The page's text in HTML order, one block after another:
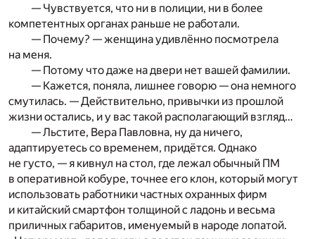
— Чувствуется, что ни в полиции, ни в более
компетентных органах раньше не работали.
— Почему? — женщина удивлённо посмотрела
на меня.
— Потому что даже на двери нет вашей фамилии.
— Кажется, поняла, лишнее говорю — она немного
смутилась. — Действительно, привычки из прошлой
жизни остались, и у вас такой располагающий взгляд…
— Льстите, Вера Павловна, ну да ничего,
адаптируетесь со временем, придётся. Однако
не густо, — я кивнул на стол, где лежал обычный ПМ
в оперативной кобуре, точнее его клон, который могут
использовать работники частных охранных фирм
и китайский смартфон толщиной с ладонь и весьма
приличных габаритов, именуемый в народе лопатой.